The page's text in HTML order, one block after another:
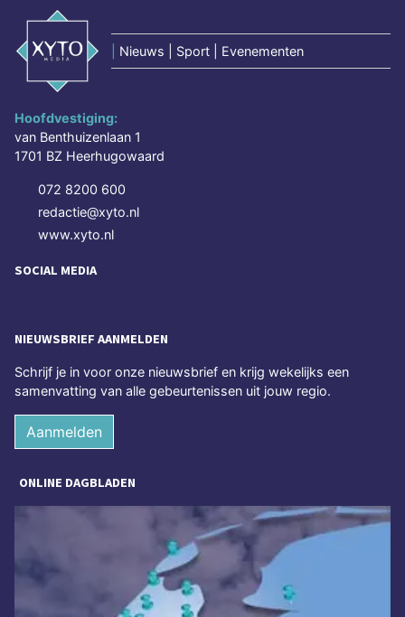
Nieuws | Sport | Evenementen
Hoofdvestiging:
van Benthuizenlaan 1
1701 BZ Heerhugowaard
072 8200 600
redactie@xyto.nl
www.xyto.nl
SOCIAL MEDIA
NIEUWSBRIEF AANMELDEN
Schrijf je in voor onze nieuwsbrief en krijg wekelijks een
samenvatting van alle gebeurtenissen uit jouw regio.
Aanmelden
ONLINE DAGBLADEN